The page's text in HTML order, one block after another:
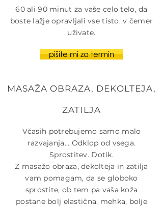
60 ali 90 minut za vaše celo telo, da
boste lažje opravljali vse tisto, v čemer
uživate.
pišite mi za termin
MASAŽA OBRAZA, DEKOLTEJA,
ZATILJA
Včasih potrebujemo samo malo
razvajanja... Odklop od vsega.
Sprostitev. Dotik.
Z masažo obraza, dekolteja in zatilja
vam pomagam, da se globoko
sprostite, ob tem pa vaša koža
postane bolj elastična, mehka, bolje